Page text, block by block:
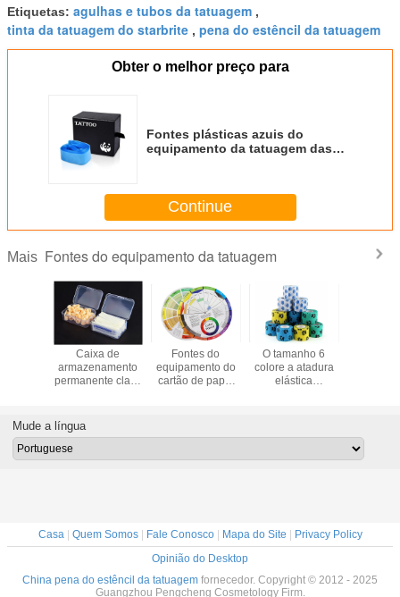
Etiquetas: agulhas e tubos da tatuagem ,
tinta da tatuagem do starbrite , pena do estêncil da tatuagem
Obter o melhor preço para
Fontes plásticas azuis do
equipamento da tatuagem das
Continue
Mais Fontes do equipamento da tatuagem
Caixa de
armazenamento
permanente clara
Fontes do
equipamento do
cartão de papel
O tamanho 6
colore a atadura
elástica
Mude a língua
Casa | Quem Somos| Fale Conosco| Mapa do Site | Privacy Policy
Opinião do Desktop
China pena do estêncil da tatuagem fornecedor. Copyright © 2012 - 2025
Guangzhou Pengcheng Cosmetology Firm.